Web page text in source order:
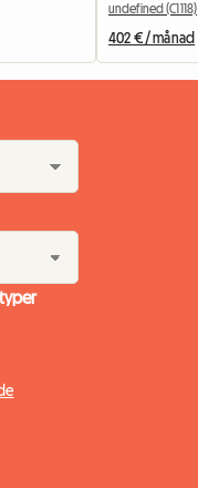
undefined (C1118)
402 € / månad